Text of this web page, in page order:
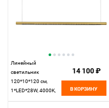
Линейный
светильник
120*10*120 см,
1*LED*28W, 4000K,
14 100 ₽
В КОРЗИНУ